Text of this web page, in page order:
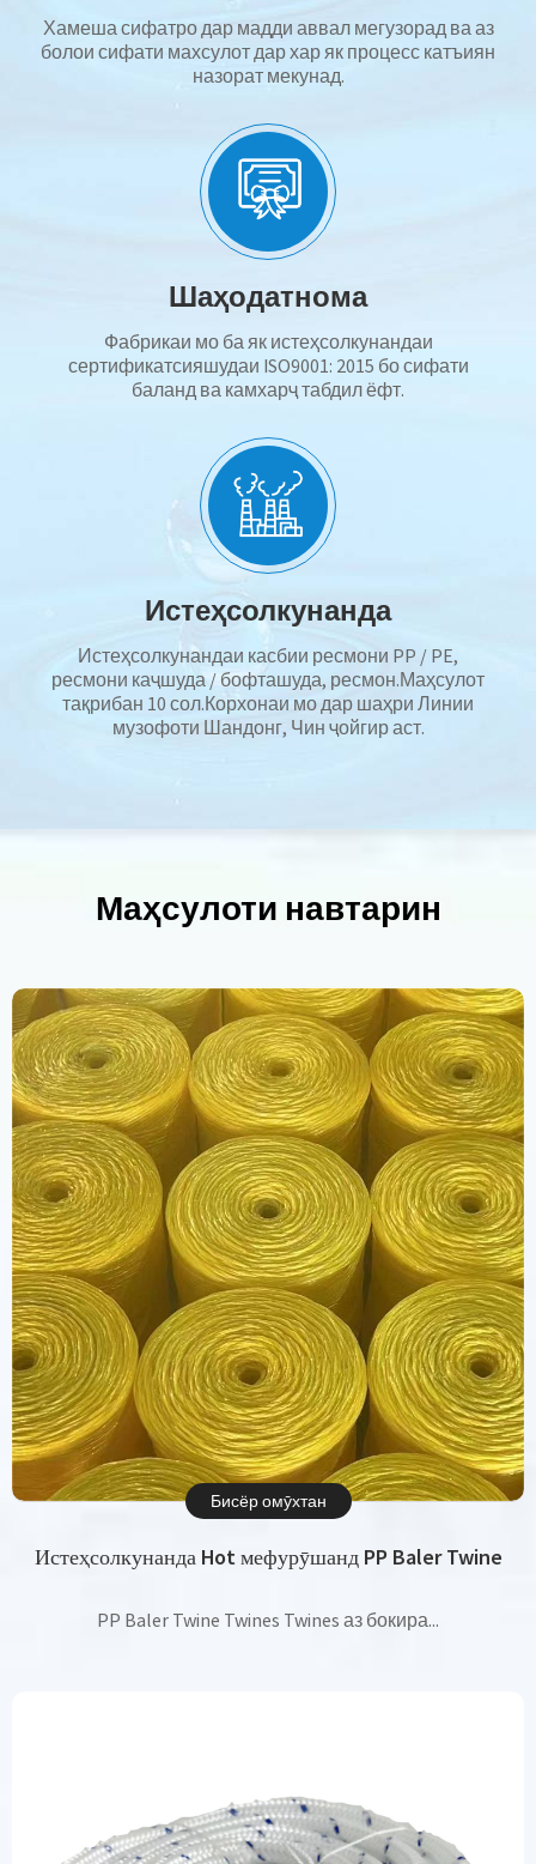
Хамеша сифатро дар мадди аввал мегузорад ва аз
болои сифати махсулот дар хар як процесс катъиян
назорат мекунад.
Шаҳодатнома
Фабрикаи мо ба як истеҳсолкунандаи
сертификатсияшудаи ISO9001: 2015 бо сифати
баланд ва камхарҷ табдил ёфт.
Истеҳсолкунанда
Истеҳсолкунандаи касбии ресмони PP / PE,
ресмони каҷшуда / бофташуда, ресмон.Маҳсулот
тақрибан 10 сол.Корхонаи мо дар шаҳри Линии
музофоти Шандонг, Чин ҷойгир аст.
Маҳсулоти навтарин
Истеҳсолкунанда Hot мефурӯшанд PP Baler Twine
PP Baler Twine Twines Twines аз бокира...
Бисёр омӯхтан